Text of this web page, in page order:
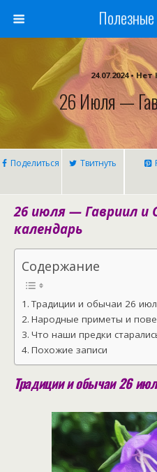
24.07.2024 •
26 Июля —
Поделиться Твитнуть
26 июля — Гавриил и
календарь
Содержание
Традиции и обычаи 26
Народные приметы и
Что наши предки
Похожие записи
Традиции и обычаи 26